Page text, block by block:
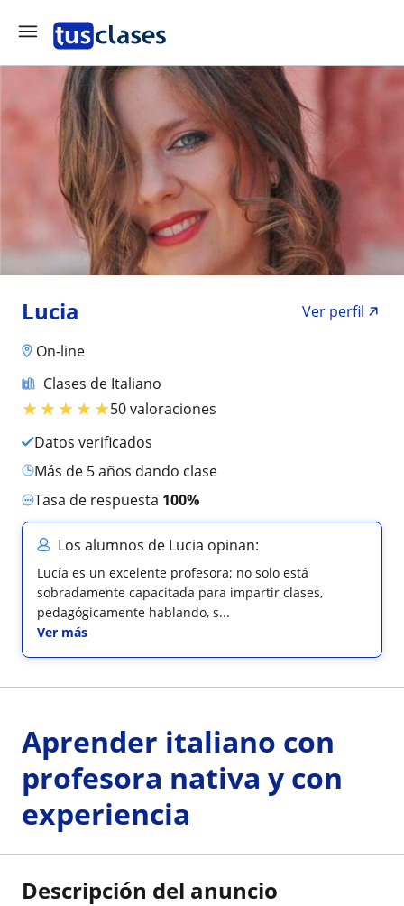
Lucia
Ver perfil
On-line
Clases de Italiano
★★★★★50 valoraciones
Datos verificados
más de 5 años dando clase
Tasa de respuesta 100%
Los alumnos de Lucia opinan:
Lucía es un excelente profesora; no solo está
sobradamente capacitada para impartir clases,
pedagógicamente hablando, s...
Ver más
Aprender italiano con
profesora nativa y con
experiencia
Descripción del anuncio